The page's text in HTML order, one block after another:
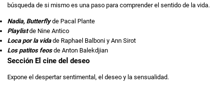
búsqueda de si mismo es una paso para comprender el sentido de la vida.
Nadia, Butterflyde Pacal Plante
Playlistde Nine Antico
Loca por la vida de Raphael Balboni y Ann Sirot
Los patitos feos de Anton Balekdjian
Sección El cine del deseo
Expone el despertar sentimental, el deseo y la sensualidad.